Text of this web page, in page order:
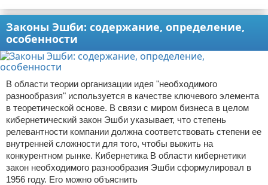
Законы Эшби: содержание, определение,
особенности
В области теории организации идея "необходимого
разнообразия" используется в качестве ключевого элемента
в теоретической основе. В связи с миром бизнеса в целом
кибернетический закон Эшби указывает, что степень
релевантности компании должна соответствовать степени ее
внутренней сложности для того, чтобы выжить на
конкурентном рынке. Кибернетика В области кибернетики
закон необходимого разнообразия Эшби сформулировал в
1956 году. Его можно объяснить